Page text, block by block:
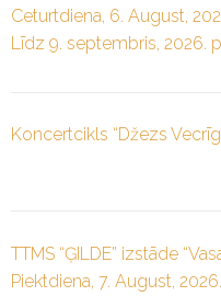
Ceturtdiena, 6. August,
Līdz 9. septembris, 2026.
Koncertcikls “Džezs
TTMS “ĢILDE” izstāde
Piektdiena, 7. August,